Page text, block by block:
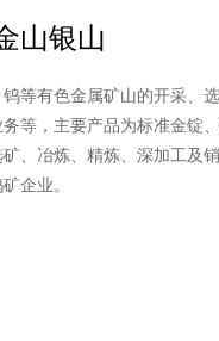
山银山
等有色金属矿山的开采、
等，主要产品为标准金锭
、冶炼、精炼、深加工及
企业。